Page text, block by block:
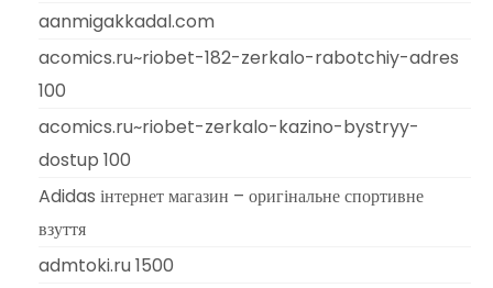
aanmigakkadal.com
acomics.ru~riobet-182-zerkalo-rabotchiy-adres
100
acomics.ru~riobet-zerkalo-kazino-bystryy-
dostup 100
Adidas інтернет магазин – оригінальне спортивне
взуття
admtoki.ru 1500